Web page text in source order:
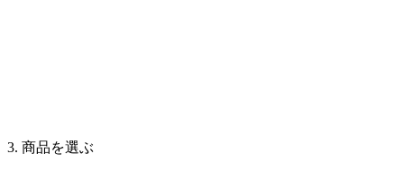
3. 商品を選ぶ